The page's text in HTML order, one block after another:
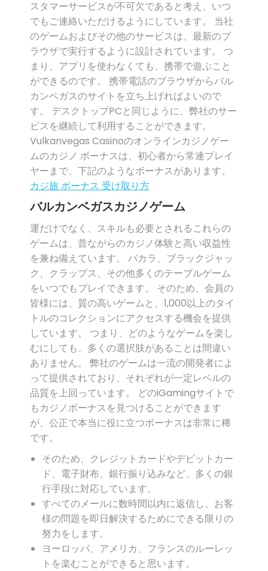
スタマーサービスが不可欠であると考え、いつ
でもご連絡いただけるようにしています。 当社
のゲームおよびその他のサービスは、最新のブ
ラウザで実行するように設計されています。 つ
まり、アプリを使わなくても、携帯で遊ぶこと
ができるのです。 携帯電話のブラウザからバル
カンベガスのサイトを立ち上げればよいので
す。 デスクトップPCと同じように、弊社のサー
ビスを継続して利用することができます。
Vulkanvegas Casinoのオンラインカジノゲー
ムのカジノ ボーナスは、初心者から常連プレイ
ヤーまで、下記のようなボーナスがあります。
カジ旅 ボーナス 受け取り方
バルカンベガスカジノゲーム
運だけでなく、スキルも必要とされるこれらの
ゲームは、昔ながらのカジノ体験と高い収益性
を兼ね備えています。 バカラ、ブラックジャッ
ク、クラップス、その他多くのテーブルゲーム
をいつでもプレイできます。 そのため、会員の
皆様には、質の高いゲームと、1,000以上のタイ
トルのコレクションにアクセスする機会を提供
しています。 つまり、どのようなゲームを楽し
むにしても、多くの選択肢があることは間違い
ありません。 弊社のゲームは一流の開発者によ
って提供されており、それぞれが一定レベルの
品質を上回っています。 どのiGamingサイトで
もカジノボーナスを見つけることができます
が、公正で本当に役に立つボーナスは非常に稀
です。
そのため、クレジットカードやデビットカー
ド、電子財布、銀行振り込みなど、多くの銀
行手段に対応しています。
すべてのメールに数時間以内に返信し、お客
様の問題を即日解決するためにできる限りの
努力をします。
ヨーロッパ、アメリカ、フランスのルーレッ
トを楽むことができると思います。